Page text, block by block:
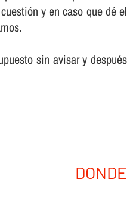
y en caso que dé el
sin avisar y después
DONDE